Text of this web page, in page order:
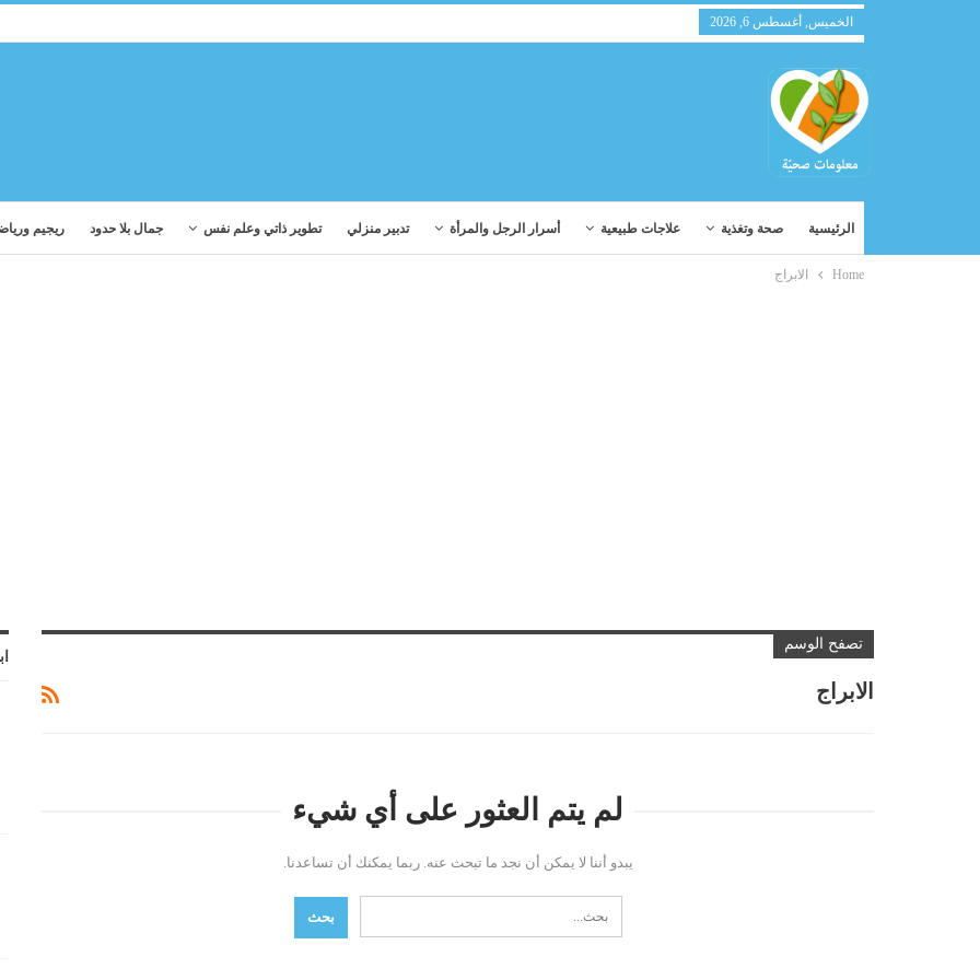
الخميس, أغسطس 6, 2026
الرئيسية صحة وتغذية علاجات طبيعية أسرار الرجل والمرأة تدبير منزلي تطوير ذاتي وعلم نفس جمال بلا حدود ريجيم
Home الابراج
تصفح الوسم
الابراج
لم يتم العثور على أي شيء
يبدو أننا لا يمكن أن نجد ما تبحث عنه. ربما يمكنك أن تساعدنا.